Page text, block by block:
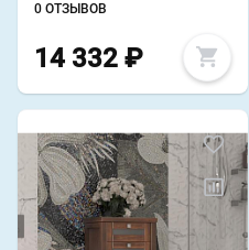
0 ОТЗЫВОВ
14 332 ₽